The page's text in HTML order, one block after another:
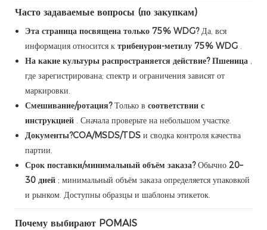
Часто задаваемые вопросы (по закупкам)
Эта страница посвящена только 75% WDG?Да, вся
информация относится к трибенурон-метилу 75% WDG.
На какие культуры распространяется действие? Пшеница,
где зарегистрирована; спектр и ограничения зависят от
маркировки.
Смешивание/ротация?Только в соответствии с
инструкцией. Сначала проверьте на небольшом участке.
Документы?COA/MSDS/TDSи сводка контроля качества
партии.
Срок поставки/минимальный объём заказа?Обычно 20–
30 дней; минимальный объём заказа определяется упаковкой
и рынком. Доступны образцы и шаблоны этикеток.
Почему выбирают POMAIS